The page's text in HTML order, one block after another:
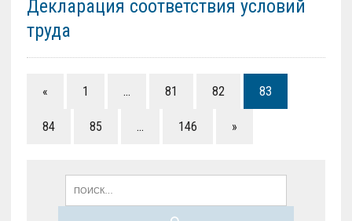
Декларация соответствия условий
труда
« 1 … 81 82 83
84 85 … 146 »